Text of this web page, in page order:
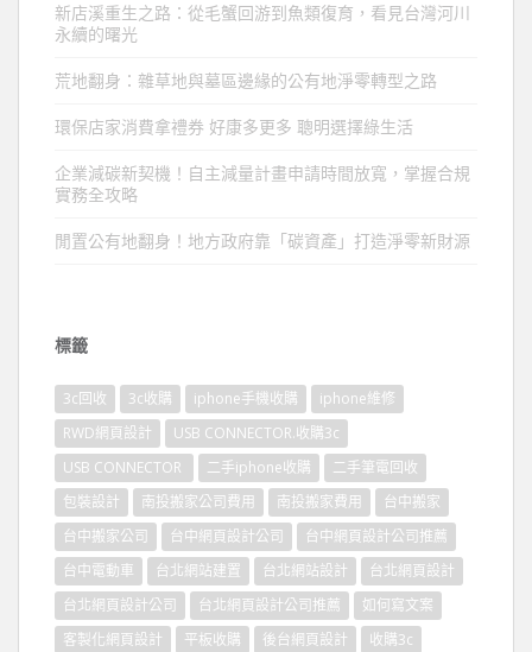
新店溪重生之路：從毛蟹回游到魚類復育，看見台灣河川
永續的曙光
荒地翻身：雜草地與墓區邊緣的公有地淨零轉型之路
環保店家消費拿禮券 好康多更多 聰明選擇綠生活
企業減碳新契機！自主減量計畫申請時間放寬，掌握合規
實務全攻略
閒置公有地翻身！地方政府靠「碳資產」打造淨零新財源
標籤
3c回收 3c收購 iphone手機收購
iphone維修
RWD網頁設計
USB CONNECTOR.收購3c
USB CONNECTOR
二手iphone收購
二手筆電回收
包裝設計
南投搬家公司費用 南投搬家費用
台中搬家
台中搬家公司
台中網頁設計公司
台中網頁設計公司推薦
台中電動車
台北網站建置 台北網站設計
台北網頁設計
台北網頁設計公司
台北網頁設計公司推薦
如何寫文案
客製化網頁設計
平板收購 後台網頁設計
收購3c